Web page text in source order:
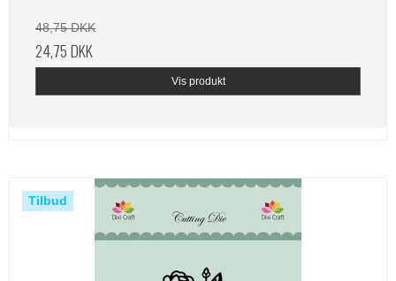
48,75 DKK
24,75 DKK
Vis produkt
Tilbud